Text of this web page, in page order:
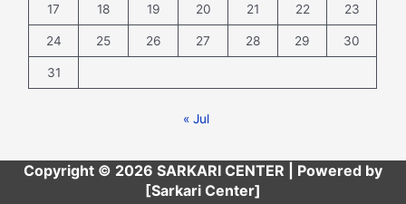
17 18 19 20 21 22 23
24 25 26 27 28 29 30
31
« Jul
Copyright © 2026 SARKARI CENTER | Powered by
[Sarkari Center]